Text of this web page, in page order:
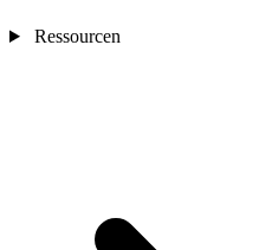
Ressourcen